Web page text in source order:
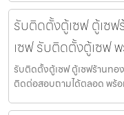
รับติดตั้งตู้เซฟ ตู้เซ
เซฟ รับติดตั้งตู้เซฟ
รับติดตั้งตู้เซฟ ตู้เซฟร้านทอ
ติดต่อสอบถามได้ตลอด พร้